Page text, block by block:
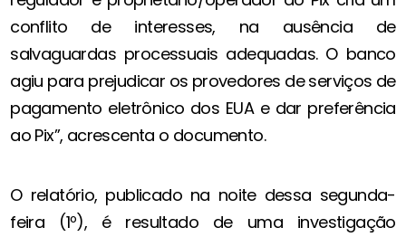
conflito de interesses, na ausência de
salvaguardas processuais adequadas. O banco
agiu para prejudicar os provedores de serviços de
pagamento eletrônico dos EUA e dar preferência
ao Pix”, acrescenta o documento.
O relatório, publicado na noite dessa segunda-
feira (1º), é resultado de uma investigação